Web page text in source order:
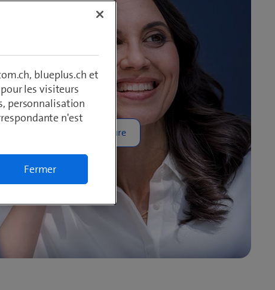
blueplus.ch et
les visiteurs
personnalisation
n'est
Fermer